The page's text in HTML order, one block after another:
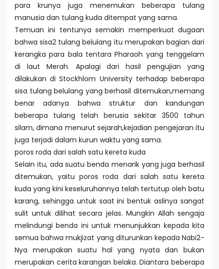
para krunya juga menemukan beberapa tulang
manusia dan tulang kuda ditempat yang sama.
Temuan ini tentunya semakin memperkuat dugaan
bahwa sisa2 tulang belulang itu merupakan bagian dari
kerangka para bala tentara Pharaoh yang tenggelam
di laut Merah. Apalagi dari hasil pengujian yang
dilakukan di Stockhlom University terhadap beberapa
sisa tulang belulang yang berhasil ditemukan,memang
benar adanya bahwa struktur dan kandungan
beberapa tulang telah berusia sekitar 3500 tahun
silam, dimana menurut sejarah,kejadian pengejaran itu
juga terjadi dalam kurun waktu yang sama.
poros roda dari salah satu kereta kuda
Selain itu, ada suatu benda menarik yang juga berhasil
ditemukan, yaitu poros roda dari salah satu kereta
kuda yang kini keseluruhannya telah tertutup oleh batu
karang, sehingga untuk saat ini bentuk aslinya sangat
sulit untuk dilihat secara jelas. Mungkin Allah sengaja
melindungi benda ini untuk menunjukkan kepada kita
semua bahwa mukjizat yang diturunkan kepada Nabi2-
Nya merupakan suatu hal yang nyata dan bukan
merupakan cerita karangan belaka. Diantara beberapa